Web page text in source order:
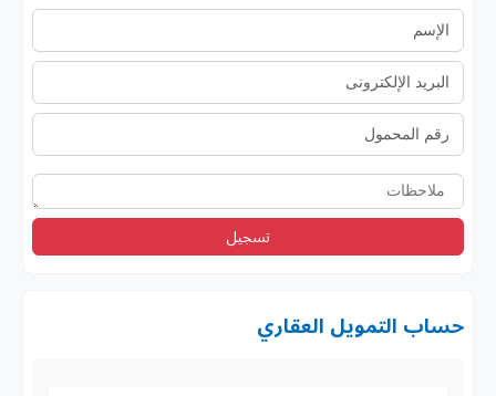
تسجيل
حساب التمويل العقاري